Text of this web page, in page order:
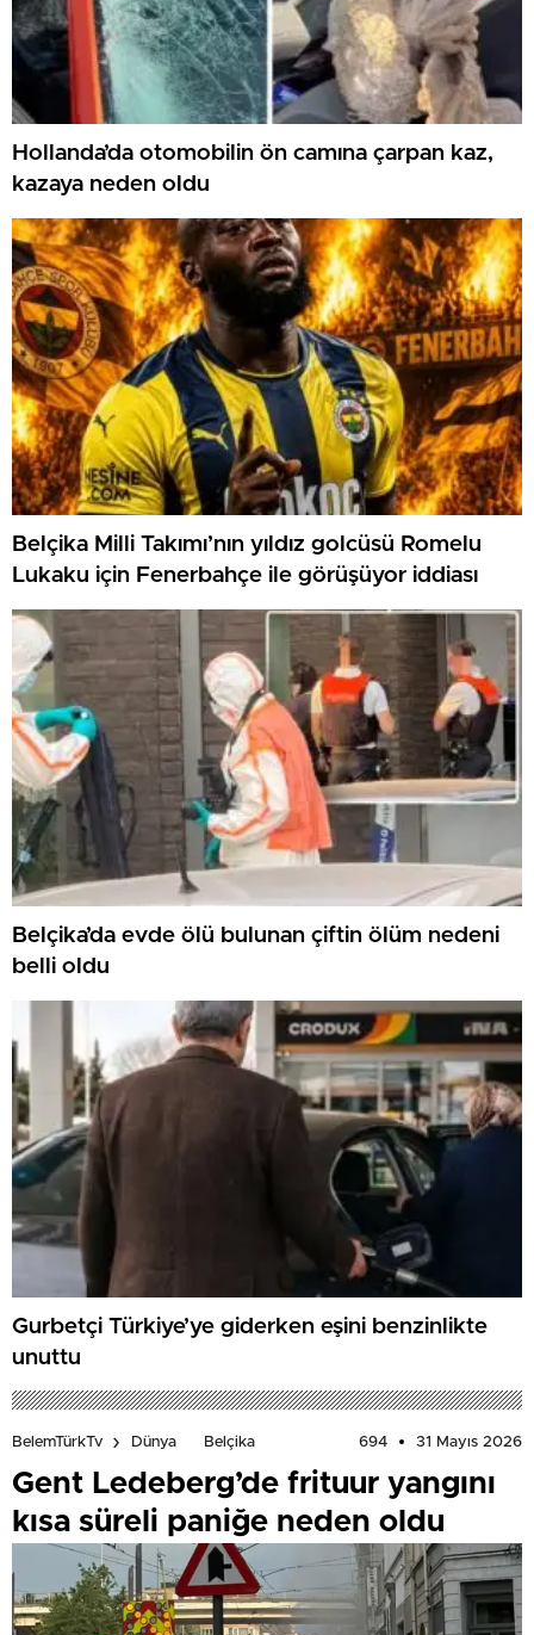
Hollanda’da otomobilin ön camına çarpan kaz,
kazaya neden oldu
Belçika Milli Takımı’nın yıldız golcüsü Romelu
Lukaku için Fenerbahçe ile görüşüyor iddiası
Belçika’da evde ölü bulunan çiftin ölüm nedeni
belli oldu
Gurbetçi Türkiye’ye giderken eşini benzinlikte
unuttu
BelemTürkTv Dünya Belçika 694 31 Mayıs 2026
Gent Ledeberg’de frituur yangını
kısa süreli paniğe neden oldu